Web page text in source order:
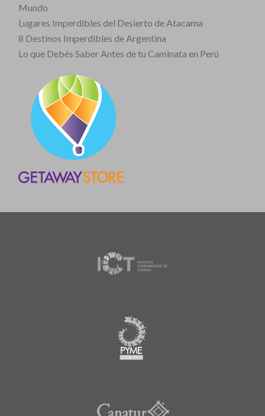
Mundo
Lugares Imperdibles del Desierto de Atacama
8 Destinos Imperdibles de Argentina
Lo que Debés Saber Antes de tu Caminata en Perú